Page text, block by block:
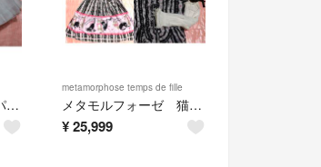
メタモルフォーゼ パニエ
metamorphose temps de fille
メタモルフォーゼ 猫柄OP 襟、袖、リボンカチューシャつき
¥25,999